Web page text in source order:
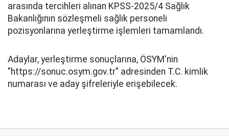
arasında tercihleri alınan KPSS-2025/4 Sağlık
Bakanlığının sözleşmeli sağlık personeli
pozisyonlarına yerleştirme işlemleri tamamlandı.
Adaylar, yerleştirme sonuçlarına, ÖSYM'nin
"https://sonuc.osym.gov.tr" adresinden T.C. kimlik
numarası ve aday şifreleriyle erişebilecek.